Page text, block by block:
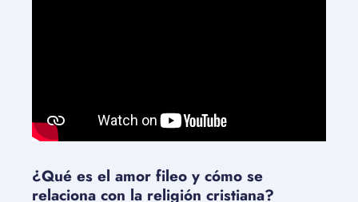
¿Qué es el amor fileo y cómo se
relaciona con la religión cristiana?